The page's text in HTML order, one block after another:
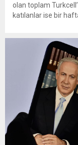
olan toplam
katılanlar ise bir